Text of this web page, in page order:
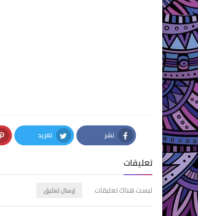
نشر
Facebook
تغريد
Twitter
تعليقات
ليست هناك تعليقات إرسال تعليق